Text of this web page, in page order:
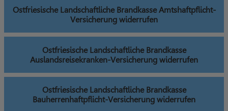
Ostfriesische Landschaftliche Brandkasse Amtshaftpflicht-
Versicherung widerrufen
Ostfriesische Landschaftliche Brandkasse
Auslandsreisekranken-Versicherung widerrufen
Ostfriesische Landschaftliche Brandkasse
Bauherrenhaftpflicht-Versicherung widerrufen